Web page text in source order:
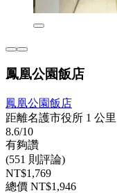
鳳凰公園飯店
鳳凰公園飯店
距離名護市役所 1 公里
8.6/10
有夠讚
(551 則評論)
NT$1,769
總價 NT$1,946